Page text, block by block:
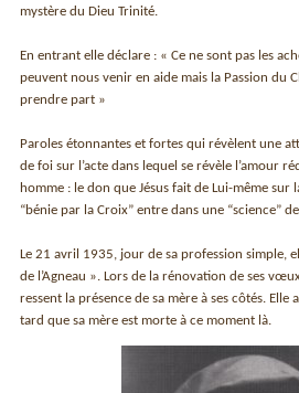
mystère du Dieu Trinité.
En entrant elle déclare : « Ce ne sont pas les
peuvent nous venir en aide mais la Passion du
prendre part »
Paroles étonnantes et fortes qui révèlent une
de foi sur l’acte dans lequel se révèle l’amour
homme : le don que Jésus fait de Lui-même sur
“bénie par la Croix” entre dans une “science”
Le 21 avril 1935, jour de sa profession simple,
de l’Agneau ». Lors de la rénovation de ses
ressent la présence de sa mère à ses côtés.
tard que sa mère est morte à ce moment là.